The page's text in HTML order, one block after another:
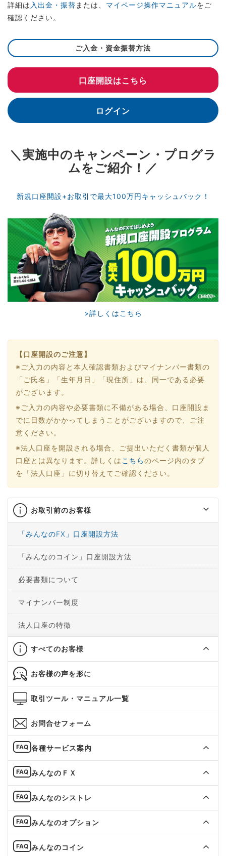
詳細は 入出金・振替 または、 マイページ操作マニュアルをご
確認ください。
ご入金・資金振替方法
口座開設はこちら
ログイン
＼実施中のキャンペーン・プログラ
ムをご紹介！／
新規口座開設+お取引で最大100万円キャッシュバック！
>詳しくはこちら
【口座開設のご注意】
※ご入力の内容と本人確認書類およびマイナンバー書類の
「ご氏名」「生年月日」「現住所」は、同一である必要
がございます。
※ご入力の内容や必要書類に不備がある場合、口座開設ま
でに日数がかかってしまうことがございますので、ご注
意ください。
※法人口座を開設される場合、ご提出いただく書類が個人
口座とは異なります。詳しくは こちらのページ内のタブ
を「法人口座」に切り替えてご確認ください。
お取引前のお客様
「みんなのFX」口座開設方法
「みんなのコイン」口座開設方法
必要書類について
マイナンバー制度
法人口座の特徴
すべてのお客様
お客様の声を形に
取引ツール・マニュアル一覧
お問合せフォーム
各種サービス案内
みんなのＦＸ
みんなのシストレ
みんなのオプション
みんなのコイン